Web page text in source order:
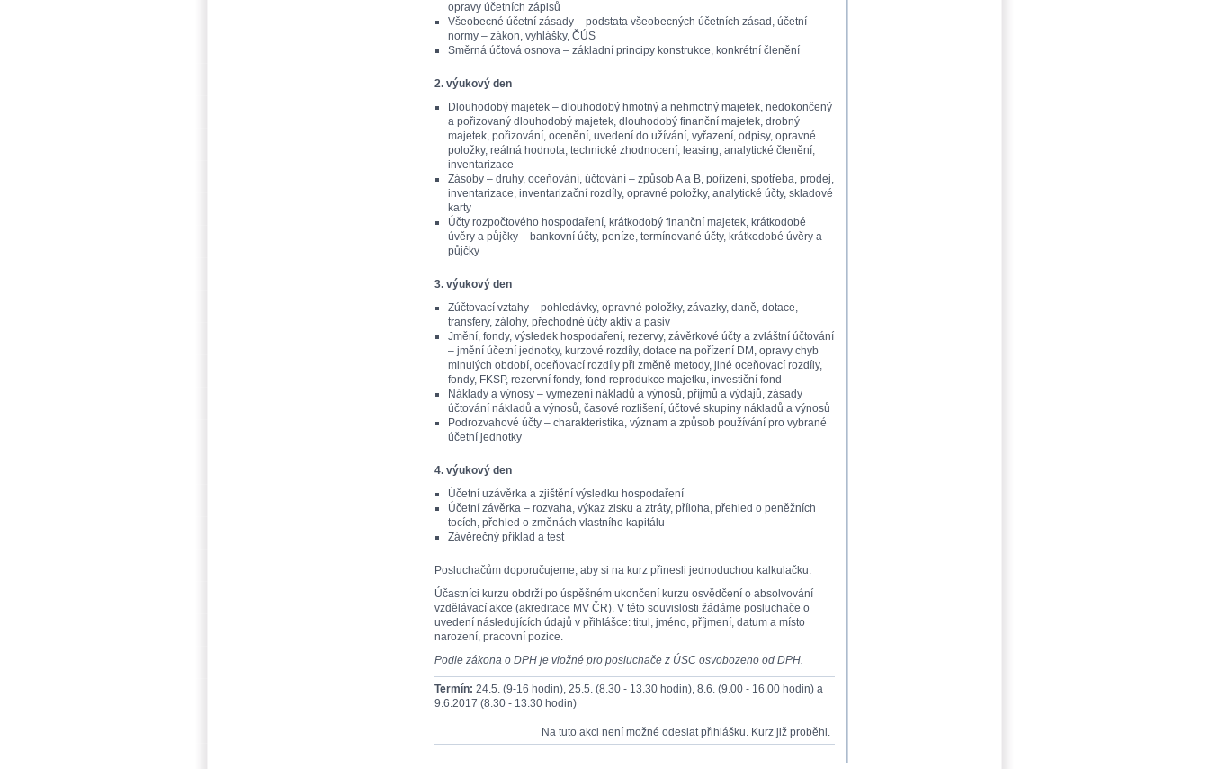
opravy účetních zápisů
Všeobecné účetní zásady – podstata všeobecných účetních zásad, účetní
normy – zákon, vyhlášky, ČÚS
Směrná účtová osnova – základní principy konstrukce, konkrétní členění
2. výukový den
Dlouhodobý majetek – dlouhodobý hmotný a nehmotný majetek, nedokončený
a pořizovaný dlouhodobý majetek, dlouhodobý finanční majetek, drobný
majetek, pořizování, ocenění, uvedení do užívání, vyřazení, odpisy, opravné
položky, reálná hodnota, technické zhodnocení, leasing, analytické členění,
inventarizace
Zásoby – druhy, oceňování, účtování – způsob A a B, pořízení, spotřeba, prodej,
inventarizace, inventarizační rozdíly, opravné položky, analytické účty, skladové
karty
Účty rozpočtového hospodaření, krátkodobý finanční majetek, krátkodobé
úvěry a půjčky – bankovní účty, peníze, termínované účty, krátkodobé úvěry a
půjčky
3. výukový den
Zúčtovací vztahy – pohledávky, opravné položky, závazky, daně, dotace,
transfery, zálohy, přechodné účty aktiv a pasiv
Jmění, fondy, výsledek hospodaření, rezervy, závěrkové účty a zvláštní účtování
– jmění účetní jednotky, kurzové rozdíly, dotace na pořízení DM, opravy chyb
minulých období, oceňovací rozdíly při změně metody, jiné oceňovací rozdíly,
fondy, FKSP, rezervní fondy, fond reprodukce majetku, investiční fond
Náklady a výnosy – vymezení nákladů a výnosů, příjmů a výdajů, zásady
účtování nákladů a výnosů, časové rozlišení, účtové skupiny nákladů a výnosů
Podrozvahové účty – charakteristika, význam a způsob používání pro vybrané
účetní jednotky
4. výukový den
Účetní uzávěrka a zjištění výsledku hospodaření
Účetní závěrka – rozvaha, výkaz zisku a ztráty, příloha, přehled o peněžních
tocích, přehled o změnách vlastního kapitálu
Závěrečný příklad a test
Posluchačům doporučujeme, aby si na kurz přinesli jednoduchou kalkulačku.
Účastníci kurzu obdrží po úspěšném ukončení kurzu osvědčení o absolvování
vzdělávací akce (akreditace MV ČR). V této souvislosti žádáme posluchače o
uvedení následujících údajů v přihlášce: titul, jméno, příjmení, datum a místo
narození, pracovní pozice.
Podle zákona o DPH je vložné pro posluchače z ÚSC osvobozeno od DPH.
Termín: 24.5. (9-16 hodin), 25.5. (8.30 - 13.30 hodin), 8.6. (9.00 - 16.00 hodin) a
9.6.2017 (8.30 - 13.30 hodin)
Na tuto akci není možné odeslat přihlášku. Kurz již proběhl.